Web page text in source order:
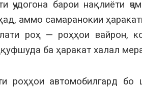
ҷудогона барои нақлиёти
аммо самаранокии
роҳ — роҳҳои вайрон,
ба ҳаракат халал
роҳҳои автомобилгард бо